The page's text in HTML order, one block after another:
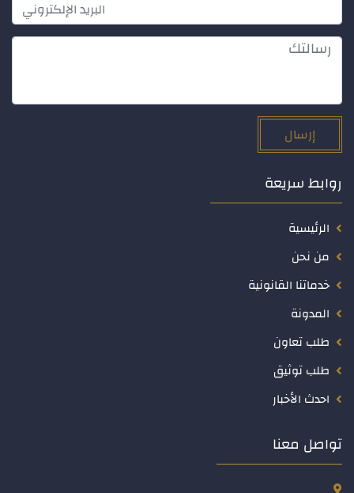
إرسال
روابط سريعة
الرئيسية
من نحن
خدماتنا القانونية
المدونة
طلب تعاون
طلب توثيق
احدث الأخبار
تواصل معنا